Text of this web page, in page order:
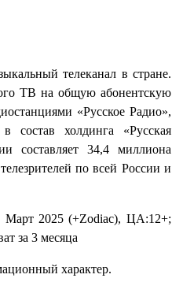
телеканал в стране.
ТВ на общую абонентскую
«Русское Радио»,
холдинга «Русская
составляет 34,4 миллиона
по всей России и
Март 2025 (+Zodiac), ЦА:12+;
за 3 месяца
характер.